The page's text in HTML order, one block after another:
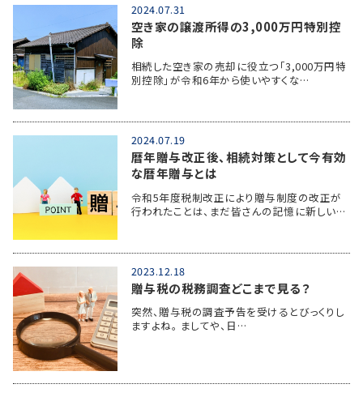
2024.07.31
空き家の譲渡所得の3,000万円特別控
除
相続した空き家の売却に役立つ「3,000万円特
別控除」が令和6年から使いやすくな…
2024.07.19
暦年贈与改正後、相続対策として今有効
な暦年贈与とは
令和5年度税制改正により贈与制度の改正が
行われたことは、まだ皆さんの記憶に新しい…
2023.12.18
贈与税の税務調査どこまで見る？
突然、贈与税の調査予告を受けるとびっくりし
ますよね。 ましてや、日…